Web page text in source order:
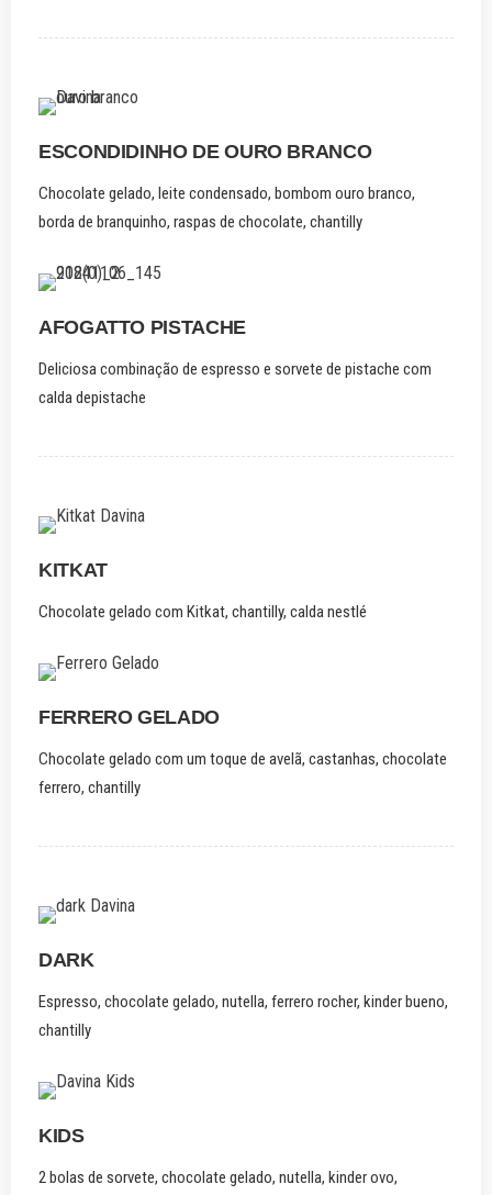
ESCONDIDINHO DE OURO BRANCO
Chocolate gelado, leite condensado, bombom ouro branco,
borda de branquinho, raspas de chocolate, chantilly
AFOGATTO PISTACHE
Deliciosa combinação de espresso e sorvete de pistache com
calda depistache
KITKAT
Chocolate gelado com Kitkat, chantilly, calda nestlé
FERRERO GELADO
Chocolate gelado com um toque de avelã, castanhas, chocolate
ferrero, chantilly
DARK
Espresso, chocolate gelado, nutella, ferrero rocher, kinder bueno,
chantilly
KIDS
2 bolas de sorvete, chocolate gelado, nutella, kinder ovo,